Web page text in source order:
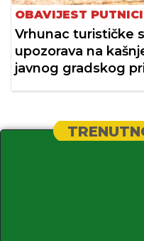
OBAVIJEST
Vrhunac turističke
upozorava na
javnog gradskog